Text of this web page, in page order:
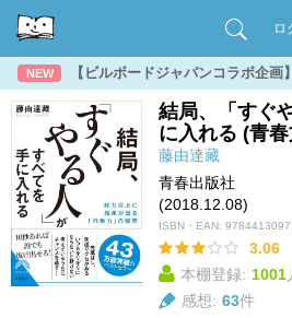
ロ
NEW 【ビルボードジャパンコラボ企
結局、「すぐ
に入れる (青
藤由達藏
青春出版社
(2018.12.08)
ISBN・EAN:
3.06
本棚登録: 1001
感想: 63件